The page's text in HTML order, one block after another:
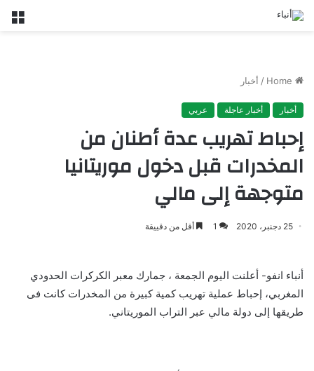
/ أخبار
أخبار أخبار عاجلة عربي
إحباط تهريب عدة أطنان من
المخدرات قبل دخول موريتانيا
متوجهة إلى مالي
25 دجنبر، 2020 1 أقل من دقييقة
أنباء انفو- أعلنت اليوم الجمعة ، جمارك معبر الكركرات الحدودي
المغربي، إحباط عملية تهريب كمية كبيرة من المخدرات كانت فى
طريقها إلى دولة مالي عبر التراب الموريتاني.